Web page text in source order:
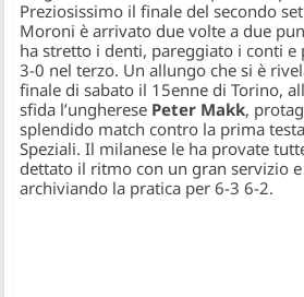
Preziosissimo il finale del secondo
Moroni è arrivato due volte a due
ha stretto i denti, pareggiato i conti e
3-0 nel terzo. Un allungo che si è
finale di sabato il 15enne di Torino,
sfida l’ungherese Peter Makk,
splendido match contro la prima
Speziali. Il milanese le ha provate
dettato il ritmo con un gran servizio
archiviando la pratica per 6-3 6-2.